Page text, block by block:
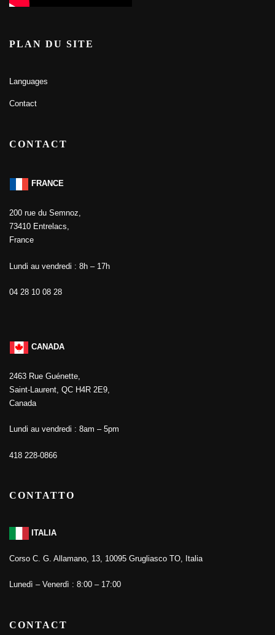
PLAN DU SITE
Languages
Contact
CONTACT
FRANCE
200 rue du Semnoz,
73410 Entrelacs,
France
Lundi au vendredi : 8h – 17h
04 28 10 08 28
CANADA
2463 Rue Guénette,
Saint-Laurent, QC H4R 2E9,
Canada
Lundi au vendredi : 8am – 5pm
418 228-0866
CONTATTO
ITALIA
Corso C. G. Allamano, 13, 10095 Grugliasco TO, Italia
Lunedì – Venerdì : 8:00 – 17:00
CONTACT